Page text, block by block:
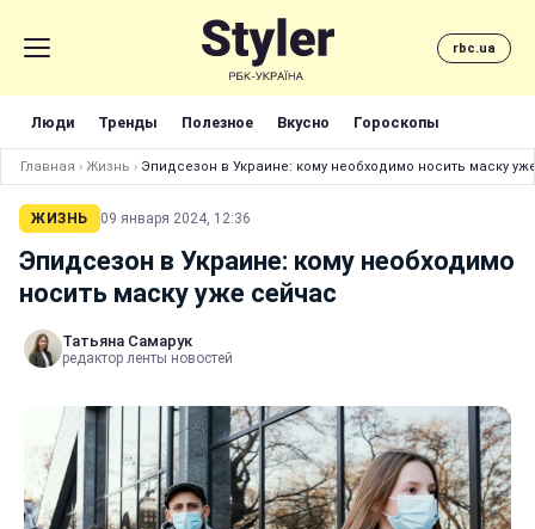
rbc.ua
Люди Тренды Полезное Вкусно Гороскопы
Главная › Жизнь › Эпидсезон в Украине: кому необходимо носить маску
ЖИЗНЬ 09 января 2024, 12:36
Эпидсезон в Украине: кому необходимо
носить маску уже сейчас
Татьяна Самарук
редактор ленты новостей